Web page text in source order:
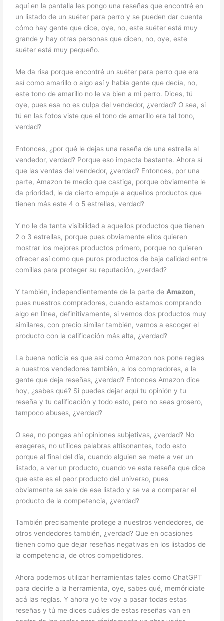
aquí en la pantalla les pongo una reseñas que encontré en
un listado de un suéter para perro y se pueden dar cuenta
cómo hay gente que dice, oye, no, este suéter está muy
grande y hay otras personas que dicen, no, oye, este
suéter está muy pequeño.
Me da risa porque encontré un suéter para perro que era
así como amarillo o algo así y había gente que decía, no,
este tono de amarillo no le va bien a mi perro. Dices, tú
oye, pues esa no es culpa del vendedor, ¿verdad? O sea, si
tú en las fotos viste que el tono de amarillo era tal tono,
verdad?
Entonces, ¿por qué le dejas una reseña de una estrella al
vendedor, verdad? Porque eso impacta bastante. Ahora sí
que las ventas del vendedor, ¿verdad? Entonces, por una
parte, Amazon te medio que castiga, porque obviamente le
da prioridad, le da cierto empuje a aquellos productos que
tienen más este 4 o 5 estrellas, verdad?
Y no le da tanta visibilidad a aquellos productos que tienen
2 o 3 estrellas, porque pues obviamente ellos quieren
mostrar los mejores productos primero, porque no quieren
ofrecer así como que puros productos de baja calidad entre
comillas para proteger su reputación, ¿verdad?
Y también, independientemente de la parte de Amazon,
pues nuestros compradores, cuando estamos comprando
algo en línea, definitivamente, si vemos dos productos muy
similares, con precio similar también, vamos a escoger el
producto con la calificación más alta, ¿verdad?
La buena noticia es que así como Amazon nos pone reglas
a nuestros vendedores también, a los compradores, a la
gente que deja reseñas, ¿verdad? Entonces Amazon dice
hoy, ¿sabes qué? Si puedes dejar aquí tu opinión y tu
reseña y tu calificación y todo esto, pero no seas grosero,
tampoco abuses, ¿verdad?
O sea, no pongas ahí opiniones subjetivas, ¿verdad? No
exageres, no utilices palabras altisonantes, todo esto
porque al final del día, cuando alguien se mete a ver un
listado, a ver un producto, cuando ve esta reseña que dice
que este es el peor producto del universo, pues
obviamente se sale de ese listado y se va a comparar el
producto de la competencia, ¿verdad?
También precisamente protege a nuestros vendedores, de
otros vendedores también, ¿verdad? Que en ocasiones
tienen como que dejar reseñas negativas en los listados de
la competencia, de otros competidores.
Ahora podemos utilizar herramientas tales como ChatGPT
para decirle a la herramienta, oye, sabes qué, memóriciate
acá las reglas. Y ahora yo te voy a pasar todas estas
reseñas y tú me dices cuáles de estas reseñas van en